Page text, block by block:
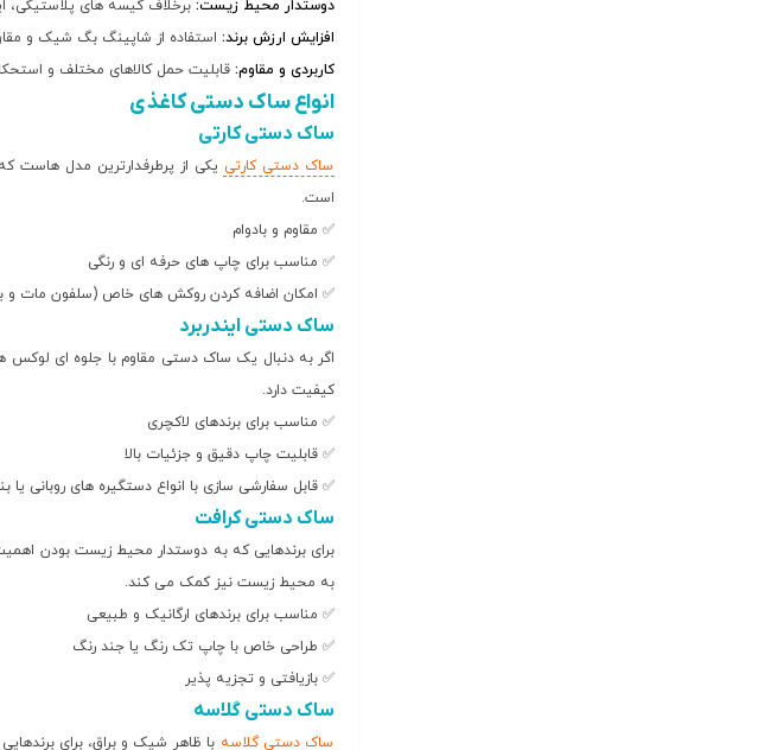
دوستدار محیط زیست:برخلاف کیسه های پلاستیکی،
افزایش ارزش برند:استفاده از شاپینگ بگ شیک و
کاربردی و مقاوم:قابلیت حمل کالاهای مختلف و
انواع ساک دستی کاغذی
ساک دستی کارتی
ساک دستی کارتی یکی از پرطرفدارترین مدل هاست
است.
✅ مقاوم و بادوام
✅ مناسب برای چاپ های حرفه ای و رنگی
✅ امکان اضافه کردن روکش های خاص (سلفون مات و
ساک دستی ایندربرد
اگر به دنبال یک ساک دستی مقاوم با جلوه ای لوکس
کیفیت دارد.
✅ مناسب برای برندهای لاکچری
✅ قابلیت چاپ دقیق و جزئیات بالا
✅ قابل سفارشی سازی با انواع دستگیره های روبانی یا
ساک دستی کرافت
برای برندهایی که به دوستدار محیط زیست بودن
به محیط زیست نیز کمک می کند.
✅ مناسب برای برندهای ارگانیک و طبیعی
✅ طراحی خاص با چاپ تک رنگ یا جند رنگ
✅ بازیافتی و تجزیه پذیر
ساک دستی گلاسه
ساک دستی گلاسه با ظاهر شیک و براق، برای